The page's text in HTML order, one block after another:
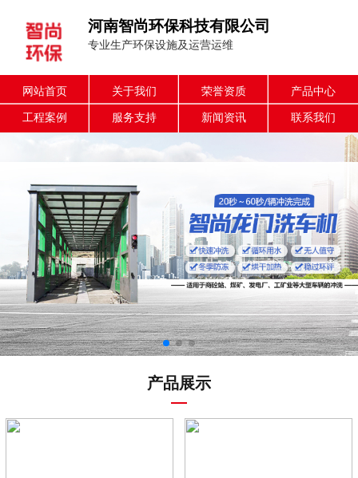
河南智尚环保科技有限公司
专业生产环保设施及运营运维
网站首页 关于我们 荣誉资质 产品中心
工程案例 服务支持 新闻资讯 联系我们
产品展示